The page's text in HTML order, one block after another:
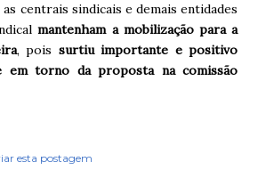
centrais sindicais e demais entidades
mantenham a mobilização para a
, pois surtiu importante e positivo
em torno da proposta na comissão
esta postagem